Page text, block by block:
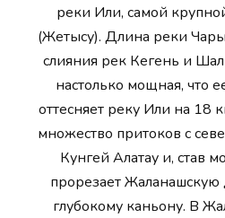
реки Или, самой
(Жетысу). Длина реки
слияния рек Кегень и
настолько мощная, что
оттесняет реку Или на 18
множество притоков с
Кунгей Алатау и, став
прорезает
глубокому каньону. В